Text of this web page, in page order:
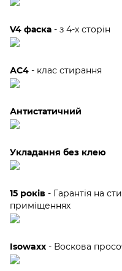
V4 фаска - з 4-х сторін
АС4 - клас стирання
Антистатичний
Укладання без клею
15 років - Гарантія на
приміщеннях
Isowaxx - Воскова